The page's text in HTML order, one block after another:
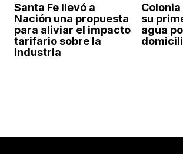
Santa Fe llevó a
Nación una propuesta
para aliviar el impacto
tarifario sobre la
industria
su
agua